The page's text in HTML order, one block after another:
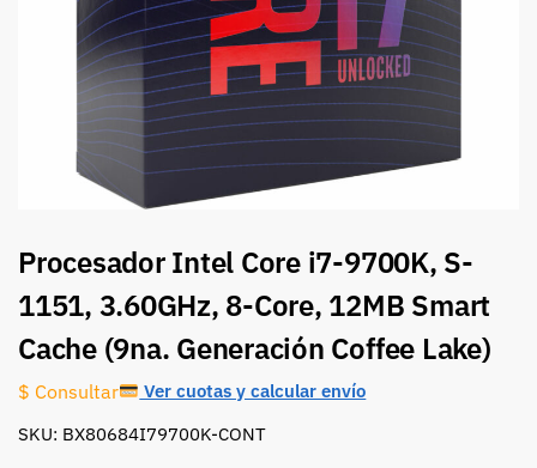
Procesador Intel Core i7-9700K, S-
1151, 3.60GHz, 8-Core, 12MB Smart
Cache (9na. Generación Coffee Lake)
$ Consultar Ver cuotas y calcular envío
SKU: BX80684I79700K-CONT